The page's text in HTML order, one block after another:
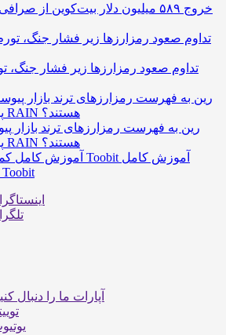
خروج ۵۸۹ میلیون دلار بیت‌کوین از
تداوم صعود رمزارزها زیر فشار
رین به فهرست رمزارزهای ترند بازار
پشت صعود قیمت RAIN هستند؟
آموزش کامل
کمپین جام جهانی Toobit
آپارات ما را دنبال